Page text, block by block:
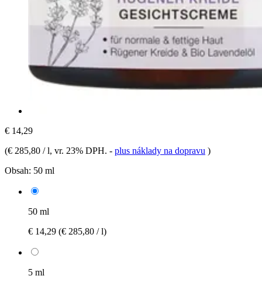
€ 14,29
(€ 285,80 / l, vr. 23% DPH. - plus náklady na dopravu )
Obsah: 50 ml
50 ml
€ 14,29 (€ 285,80 / l)
5 ml